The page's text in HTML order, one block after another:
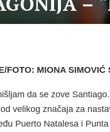
FOTO: MIONA SIMOVIĆ
da se zove
ve­likog značaja za
Puerto Nata­lesa i